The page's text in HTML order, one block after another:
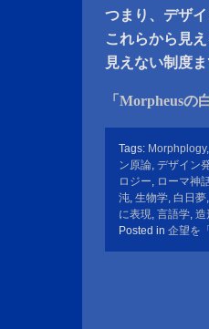
つまり、デザ
これらから見
見えない制度
「Morpheusの
Tags: Morphplogy,
ン原論, デザイン
ロジー, ローマ神
沌, 生物学, 白日夢,
に表現, 言語学, 造
Posted in 企望を